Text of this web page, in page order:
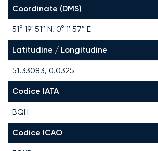
Coordinate (DMS)
51° 19′ 51″ N, 0° 1′ 57″ E
Latitudine / Longitudine
51.33083, 0.0325
Codice IATA
BQH
Codice ICAO